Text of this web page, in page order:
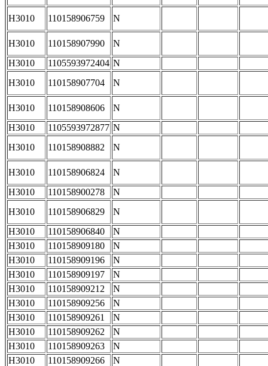
H3010 110158906759 N
H3010 110158907990
N
H3010
1105593972404 N
H3010
110158907704 N
H3010 110158908606
N
H3010
1105593972877 N
H3010
110158908882 N
H3010 110158906824
N
H3010
110158900278
N
H3010
110158906829
N
H3010
110158906840
N
H3010
110158909180
N
H3010
110158909196
N
H3010
110158909197
N
H3010
110158909212
N
H3010
110158909256
N
H3010
110158909261
N
H3010
110158909262
N
H3010
110158909263
N
H3010
110158909266
N